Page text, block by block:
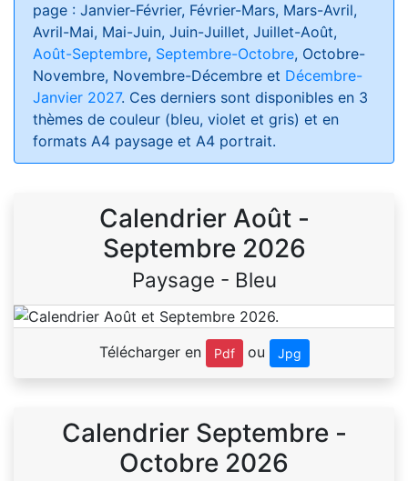
page : Janvier-Février, Février-Mars, Mars-Avril,
Avril-Mai, Mai-Juin, Juin-Juillet, Juillet-Août,
Août-Septembre, Septembre-Octobre, Octobre-
Novembre, Novembre-Décembre et Décembre-
Janvier 2027. Ces derniers sont disponibles en 3
thèmes de couleur (bleu, violet et gris) et en
formats A4 paysage et A4 portrait.
Calendrier Août -
Septembre 2026
Paysage - Bleu
Télécharger en Pdf ou Jpg
Calendrier Septembre -
Octobre 2026